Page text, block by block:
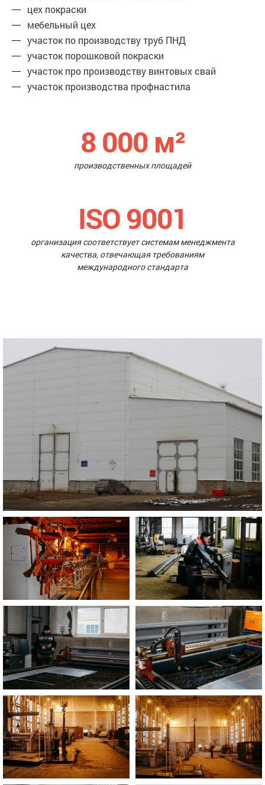
цех покраски
мебельный цех
участок по производству труб ПНД
участок порошковой покраски
участок про производству винтовых свай
участок производства профнастила
8 000 м²
производственных площадей
ISO 9001
организация соответствует системам менеджмента
качества, отвечающая требованиям
международного стандарта